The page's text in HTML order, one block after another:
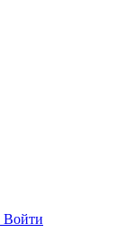
Войти